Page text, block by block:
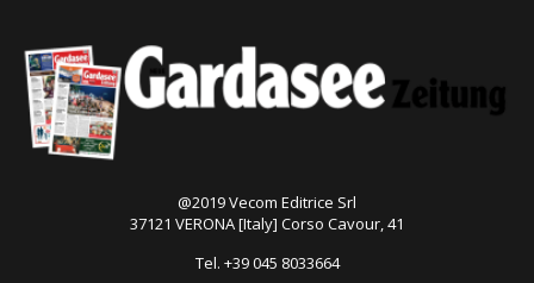
@2019 Vecom Editrice Srl
37121 VERONA [Italy] Corso Cavour, 41
Tel. +39 045 8033664